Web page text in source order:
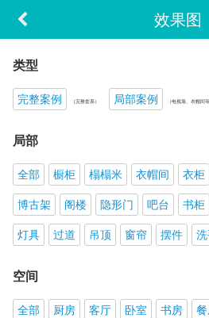
效果图
类型
完整案例 （完整套系） 局部案例 （电视墙、衣帽间
局部
全部 橱柜 榻榻米 衣帽间 衣柜
博古架
阁楼 隐形门 吧台 书柜
灯具
过道 吊顶 窗帘 摆件
空间
全部 厨房 客厅 卧室 书房